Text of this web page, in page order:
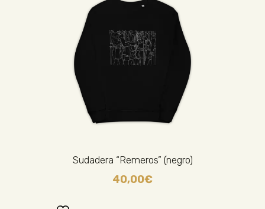
Sudadera “Remeros” (negro)
40,00€